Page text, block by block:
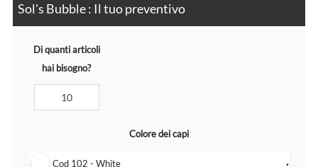
Sol's Bubble : Il tuo preventivo
Di quanti articoli
hai bisogno?
Colore dei capi
Cod 102 - White ▼